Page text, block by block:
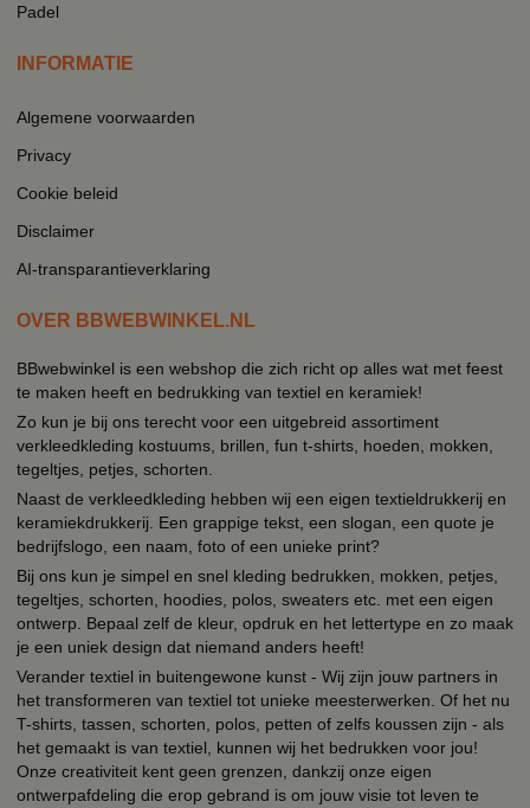
Padel
INFORMATIE
Algemene voorwaarden
Privacy
Cookie beleid
Disclaimer
AI-transparantieverklaring
OVER BBWEBWINKEL.NL
BBwebwinkel is een webshop die zich richt op alles wat met feest
te maken heeft en bedrukking van textiel en keramiek!
Zo kun je bij ons terecht voor een uitgebreid assortiment
verkleedkleding kostuums, brillen, fun t-shirts, hoeden, mokken,
tegeltjes, petjes, schorten.
Naast de verkleedkleding hebben wij een eigen textieldrukkerij en
keramiekdrukkerij. Een grappige tekst, een slogan, een quote je
bedrijfslogo, een naam, foto of een unieke print?
Bij ons kun je simpel en snel kleding bedrukken, mokken, petjes,
tegeltjes, schorten, hoodies, polos, sweaters etc. met een eigen
ontwerp. Bepaal zelf de kleur, opdruk en het lettertype en zo maak
je een uniek design dat niemand anders heeft!
Verander textiel in buitengewone kunst - Wij zijn jouw partners in
het transformeren van textiel tot unieke meesterwerken. Of het nu
T-shirts, tassen, schorten, polos, petten of zelfs koussen zijn - als
het gemaakt is van textiel, kunnen wij het bedrukken voor jou!
Onze creativiteit kent geen grenzen, dankzij onze eigen
ontwerpafdeling die erop gebrand is om jouw visie tot leven te